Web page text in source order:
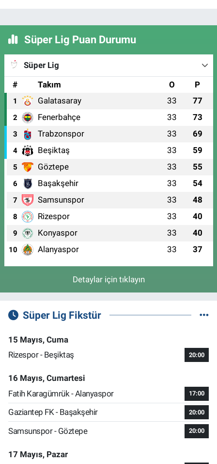
Süper Lig Puan Durumu
Süper Lig
#
Takım O P
1 Galatasaray 33 77
2 Fenerbahçe 33 73
3 Trabzonspor 33 69
4 Beşiktaş 33 59
5 Göztepe 33 55
6 Başakşehir 33 54
7 Samsunspor 33 48
8 Rizespor 33 40
9 Konyaspor 33 40
10 Alanyaspor 33 37
Detaylar için tıklayın
Süper Lig Fikstür
15 Mayıs, Cuma
Rizespor - Beşiktaş
20:00
16 Mayıs, Cumartesi
Fatih Karagümrük - Alanyaspor
17:00
Gaziantep FK - Başakşehir 20:00
Samsunspor - Göztepe 20:00
17 Mayıs, Pazar